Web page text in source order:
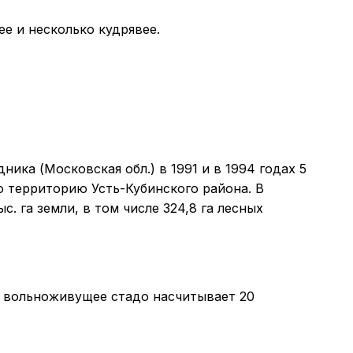
и несколько кудрявее.
(Московская обл.) в 1991 и в 1994 годах 5
Усть-Кубинского района. В
га земли, в том числе 324,8 га лесных
стадо насчитывает 20